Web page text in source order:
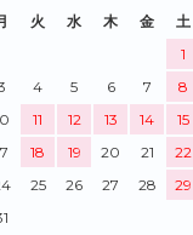
火 水 木 金
土
1
4 5 6 7
8
11 12 13 14
15
18 19 20 21
22
25 26 27 28
29